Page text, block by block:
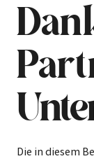
Die in diesem